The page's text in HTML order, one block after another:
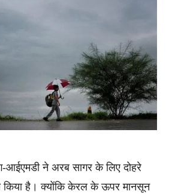
आईएमडी ने अरब सागर के लिए दोहरे
किया है। क्योंकि केरल के ऊपर मानसून